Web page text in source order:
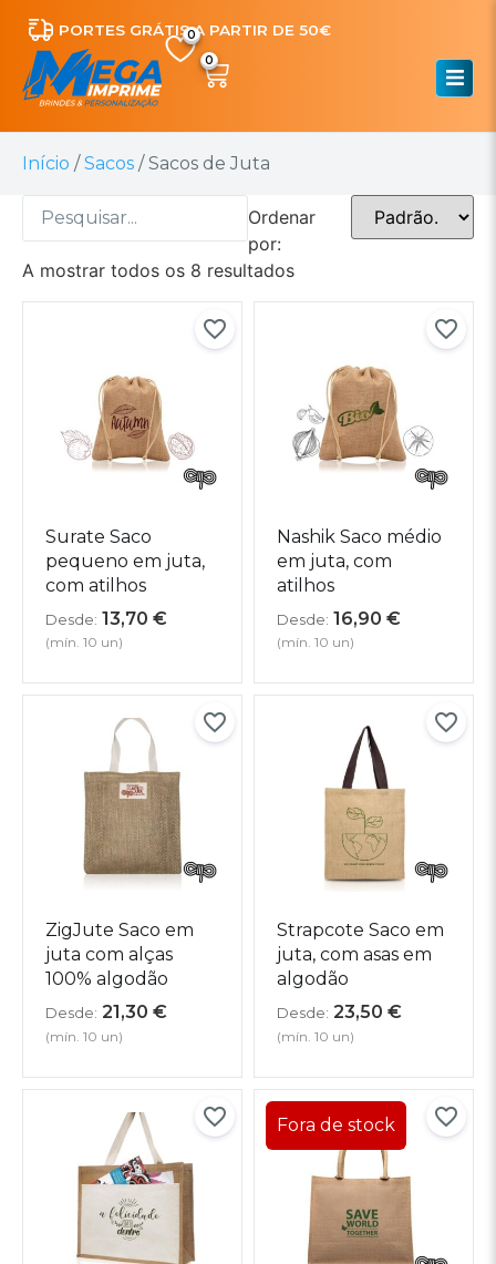
PORTES GRÁTIS A PARTIR DE 50€
0
Início /Sacos / Sacos de Juta
Ordenar
por:
A mostrar todos os 8 resultados
Surate Saco
pequeno em juta,
com atilhos
Desde: 13,70 €
(mín. 10 un)
Nashik Saco médio
em juta, com
atilhos
Desde: 16,90 €
(mín. 10 un)
ZigJute Saco em
juta com alças
100% algodão
Desde: 21,30 €
(mín. 10 un)
Strapcote Saco em
juta, com asas em
algodão
Desde: 23,50 €
(mín. 10 un)